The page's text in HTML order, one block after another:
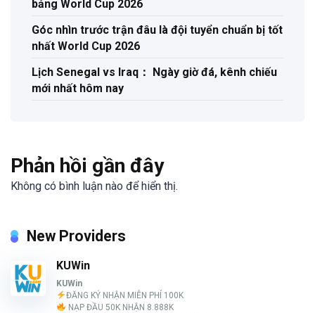
bảng World Cup 2026
Góc nhìn trước trận đâu là đội tuyển chuẩn bị tốt
nhất World Cup 2026
Lịch Senegal vs Iraq： Ngày giờ đá, kênh chiếu
mới nhất hôm nay
Phản hồi gần đây
Không có bình luận nào để hiển thị.
New Providers
KUWin
KUWin
ĐĂNG KÝ NHẬN MIỄN PHÍ 100K
NẠP ĐẦU 50K NHẬN 8.888K